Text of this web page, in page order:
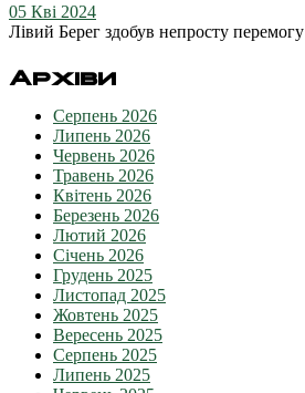
05 Кві 2024
Лівий Берег здобув непросту перемогу
Архіви
Серпень 2026
Липень 2026
Червень 2026
Травень 2026
Квітень 2026
Березень 2026
Лютий 2026
Січень 2026
Грудень 2025
Листопад 2025
Жовтень 2025
Вересень 2025
Серпень 2025
Липень 2025